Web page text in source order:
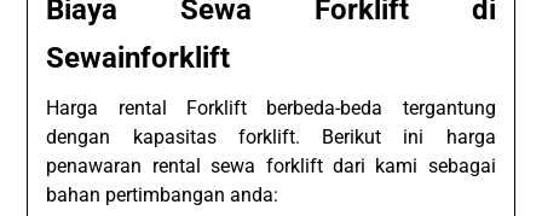
Biaya Sewa Forklift di
Sewainforklift
Harga rental Forklift berbeda-beda tergantung
dengan kapasitas forklift. Berikut ini harga
penawaran rental sewa forklift dari kami sebagai
bahan pertimbangan anda: